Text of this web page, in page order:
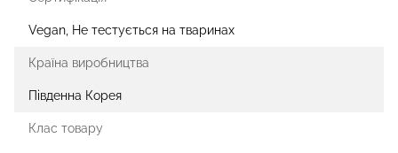
Vegan, Не тестується на тваринах
Країна виробництва
Південна Корея
Клас товару